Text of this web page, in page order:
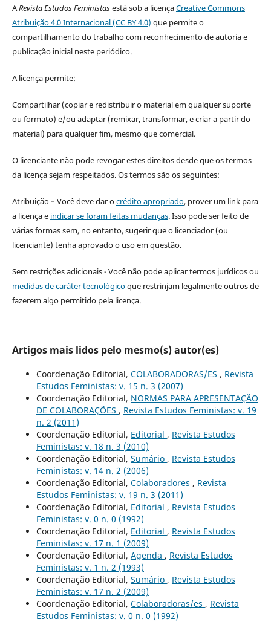
ARevista Estudos Feministasestá sob a licençaCreative Commons
Atribuição 4.0 Internacional (CC BY 4.0) que permite o
compartilhamento do trabalho com reconhecimento de autoria e
publicação inicial neste periódico.
A licença permite:
Compartilhar (copiar e redistribuir o material em qualquer suporte
ou formato) e/ou adaptar (remixar, transformar, e criar a partir do
material) para qualquer fim, mesmo que comercial.
O licenciante não pode revogar estes direitos desde que os termos
da licença sejam respeitados. Os termos são os seguintes:
Atribuição – Você deve dar ocrédito apropriado, prover um link para
a licença e indicar se foram feitas mudanças. Isso pode ser feito de
várias formas sem, no entanto, sugerir que o licenciador (ou
licenciante) tenha aprovado o uso em questão.
Sem restrições adicionais - Você não pode aplicar termos jurídicos ou
medidas de caráter tecnológicoque restrinjam legalmente outros de
fazerem algo permitido pela licença.
Artigos mais lidos pelo mesmo(s) autor(es)
Coordenação Editorial, COLABORADORAS/ES , Revista
Estudos Feministas: v. 15 n. 3 (2007)
Coordenação Editorial, NORMAS PARA APRESENTAÇÃO
DE COLABORAÇÕES , Revista Estudos Feministas: v. 19
n. 2 (2011)
Coordenação Editorial, Editorial , Revista Estudos
Feministas: v. 18 n. 3 (2010)
Coordenação Editorial, Sumário , Revista Estudos
Feministas: v. 14 n. 2 (2006)
Coordenação Editorial, Colaboradores , Revista
Estudos Feministas: v. 19 n. 3 (2011)
Coordenação Editorial, Editorial , Revista Estudos
Feministas: v. 0 n. 0 (1992)
Coordenação Editorial, Editorial , Revista Estudos
Feministas: v. 17 n. 1 (2009)
Coordenação Editorial, Agenda , Revista Estudos
Feministas: v. 1 n. 2 (1993)
Coordenação Editorial, Sumário , Revista Estudos
Feministas: v. 17 n. 2 (2009)
Coordenação Editorial, Colaboradoras/es , Revista
Estudos Feministas: v. 0 n. 0 (1992)